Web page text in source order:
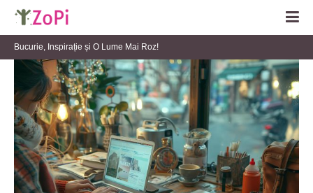
Bucurie, Inspirație și O Lume Mai Roz!